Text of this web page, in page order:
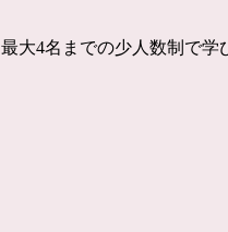
最大4名までの少人数制で学